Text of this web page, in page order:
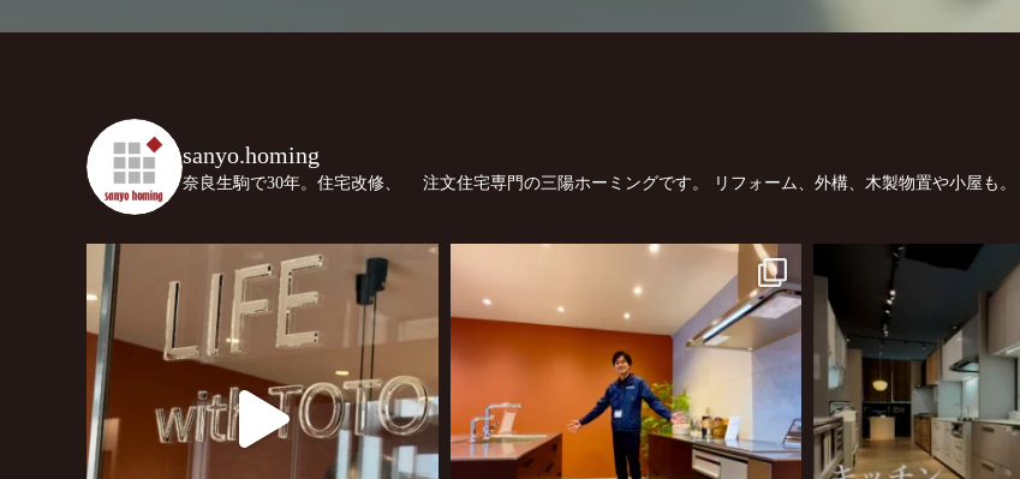
sanyo.homing
奈良生駒で30年。住宅改修、 注文住宅専門の三陽ホーミングです。 リフォーム、外構、木製物置や小屋も。